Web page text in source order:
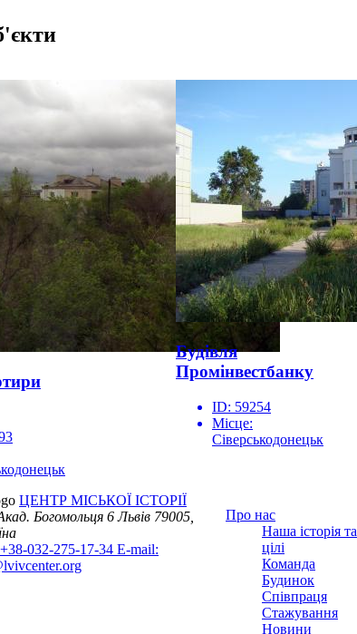
Будівля
Промінвестбанку
ID: 59254
Місце:
Сіверськодонецьк
ЦЕНТР МІСЬКОЇ ІСТОРІЇ
Богомольця 6Львів 79005,
032-275-17-34 E-mail:
Про нас
Наша історія та
цілі
Команда
Будинок
Співпраця
Стажування
Новини